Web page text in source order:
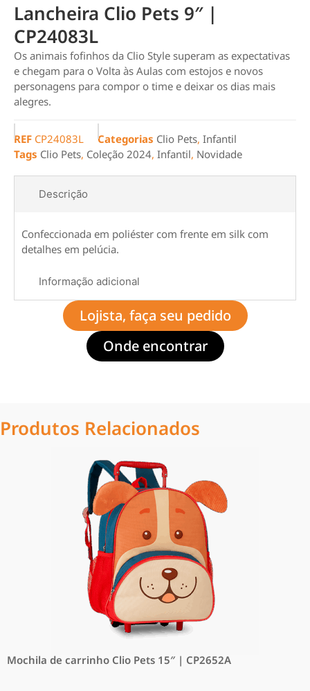
Lancheira Clio Pets 9″ |
CP24083L
Os animais fofinhos da Clio Style superam as expectativas
e chegam para o Volta às Aulas com estojos e novos
personagens para compor o time e deixar os dias mais
alegres.
REF CP24083L Categorias Clio Pets, Infantil
Tags Clio Pets, Coleção 2024, Infantil, Novidade
Descrição
Informação adicional
Confeccionada em poliéster com frente em silk com
detalhes em pelúcia.
Lojista, faça seu pedido
Onde encontrar
Produtos Relacionados
Mochila de carrinho Clio Pets 15″ | CP2652A